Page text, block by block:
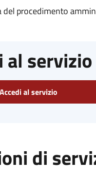
del procedimento
al servizio
Accedi al servizio
di